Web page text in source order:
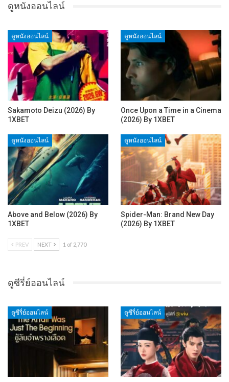
ดูหนังออนไลน์
ดูหนังออนไลน์
Sakamoto Deizu (2026) By
1XBET
ดูหนังออนไลน์
Once Upon a Time in a Cinema
(2026) By 1XBET
ดูหนังออนไลน์
Above and Below (2026) By
1XBET
ดูหนังออนไลน์
Spider-Man: Brand New Day
(2026) By 1XBET
PREV NEXT 1 of 2,770
ดูซีรี่ย์ออนไลน์
ดูซีรี่ย์ออนไลน์ ดูซีรี่ย์ออนไลน์